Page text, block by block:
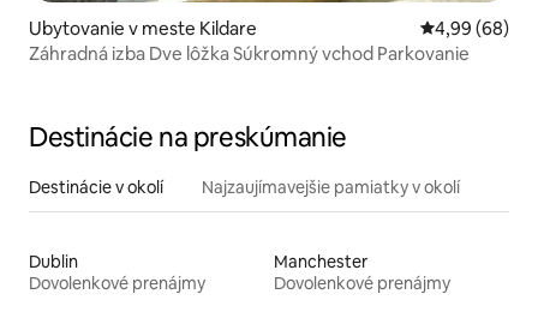
Ubytovanie v meste Kildare Priemerné
4,99 (68)
Záhradná izba Dve lôžka Súkromný vchod Parkovanie
Destinácie na preskúmanie
Destinácie v okolí Najzaujímavejšie pamiatky v okolí
Dublin
Dovolenkové prenájmy
Manchester
Dovolenkové prenájmy